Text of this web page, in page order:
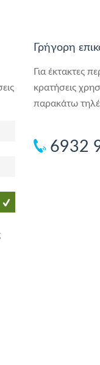
Γρήγορη
Για έκτακτες
κρατήσεις
παρακάτω
6932